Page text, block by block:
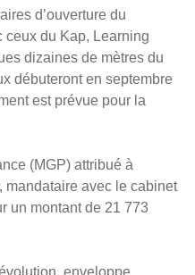
d’ouverture du
ceux du Kap, Learning
dizaines de mètres du
débuteront en septembre
est prévue pour la
(MGP) attribué à
mandataire avec le cabinet
un montant de 21 773
enveloppe